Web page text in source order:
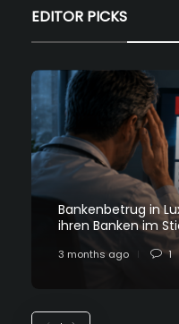
EDITOR PICKS
Bankenbetrug in
ihren Banken im
3 months ago 1